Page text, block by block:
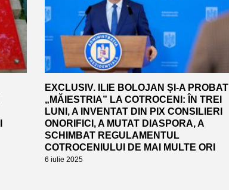
EXCLUSIV. ILIE BOLOJAN ȘI-A PROBAT
„MĂIESTRIA” LA COTROCENI: ÎN TREI
LUNI, A INVENTAT DIN PIX CONSILIERI
ONORIFICI, A MUTAT DIASPORA, A
SCHIMBAT REGULAMENTUL
COTROCENIULUI DE MAI MULTE ORI
6 iulie 2025